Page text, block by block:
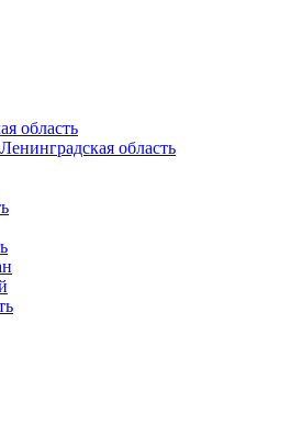
область
область